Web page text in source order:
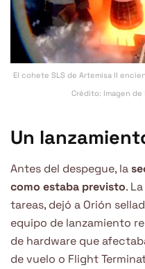
El cohete SLS de Artemisa II
Crédito: Imagen de
Un
Antes del despegue, la
como estaba previsto. La
tareas, dejó a Orión
equipo de lanzamiento
de hardware que
de vuelo o Flight